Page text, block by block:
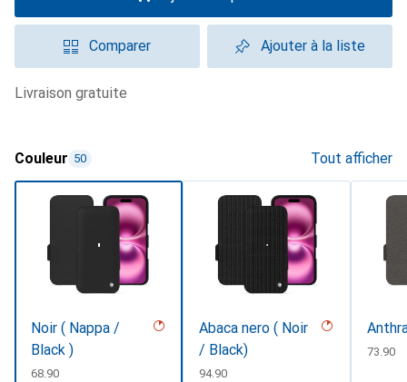
Comparer Ajouter à la liste
livraison gratuite
Couleur 50 Tout afficher
Noir ( Nappa /
Black )
CHF
68.90
Abaca nero ( Noir
/ Black)
CHF
94.90
CHF
73.90